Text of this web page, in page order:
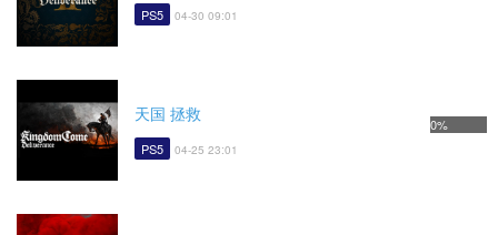
PS5 04-30 09:01
天国 拯救
PS5 04-25 23:01
0%